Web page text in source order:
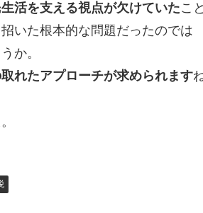
活を支える視点が欠けていたこ
いた根本的な問題だったのでは
か。
れたアプローチが求められます